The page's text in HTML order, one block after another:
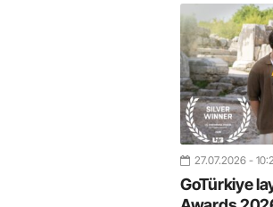
27.07.2026 -
GoTürkiye